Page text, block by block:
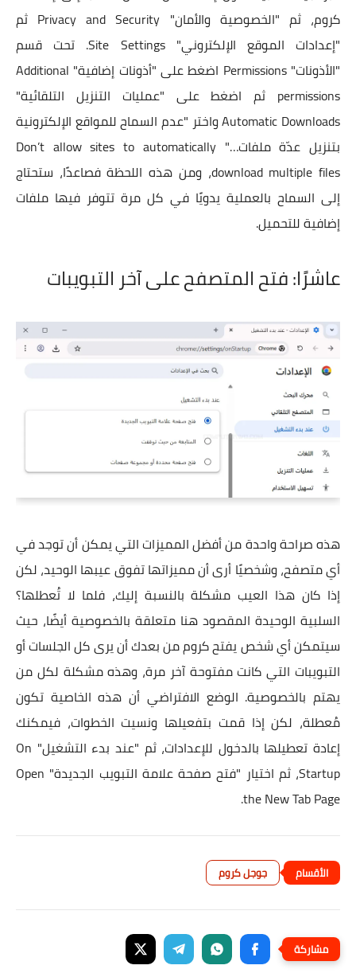
كروم، ثم "الخصوصية والأمان" Privacy and Security ثم
"إعدادات الموقع الإلكتروني" Site Settings. تحت قسم
"الأذونات" Permissions اضغط على "أذونات إضافية" Additional
permissions ثم اضغط على "عمليات التنزيل التلقائية"
Automatic Downloads واختر "عدم السماح للمواقع الإلكترونية
بتنزيل عدّة ملفات…" Don’t allow sites to automatically
download multiple files، ومن هذه اللحظة فصاعدًا، ستحتاج
إلى السماح بالعملية يدويًا في كل مرة تتوفر فيها ملفات
إضافية للتحميل.
عاشرًا: فتح المتصفح على آخر التبويبات
هذه صراحة واحدة من أفضل المميزات التي يمكن أن توجد في
أي متصفح، وشخصيًا أرى أن مميزاتها تفوق عيبها الوحيد، لكن
إذا كان هذا العيب مشكلة بالنسبة إليك، فلما لا تُعطلها؟
السلبية الوحيدة المقصود هنا متعلقة بالخصوصية أيضًا، حيث
سيتمكن أي شخص يفتح كروم من بعدك أن يرى كل الجلسات أو
التبويبات التي كانت مفتوحة آخر مرة، وهذه مشكلة لكل من
يهتم بالخصوصية. الوضع الافتراضي أن هذه الخاصية تكون
مُعطلة، لكن إذا قمت بتفعيلها ونسيت الخطوات، فيمكنك
إعادة تعطيلها بالدخول للإعدادات، ثم "عند بدء التشغيل" On
Startup، ثم اختيار "فتح صفحة علامة التبويب الجديدة" Open
the New Tab Page.
جوجل كروم